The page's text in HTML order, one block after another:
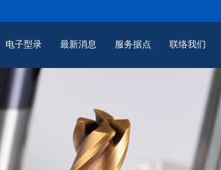
电子型录 最新消息 服务据点 联络我们